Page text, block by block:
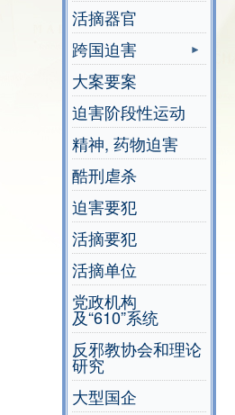
活摘器官
跨国迫害
大案要案
迫害阶段性运动
精神, 药物迫害
酷刑虐杀
迫害要犯
活摘要犯
活摘单位
党政机构
及“610”系统
反邪教协会和理论
研究
大型国企